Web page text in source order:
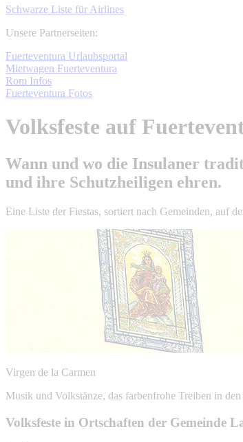
Schwarze Liste für Airlines
Unsere Partnerseiten:
Fuerteventura Urlaubsportal
Mietwagen Fuerteventura
Rom Infos
Fuerteventura Fotos
Volksfeste auf
Wann und wo die Insulaner
und ihre Schutzheiligen ehren.
Eine Liste der Fiestas, sortiert nach Gemeinden, auf
Virgen de la Carmen
Musik und Volkstänze, das farbenfrohe Treiben in
Volksfeste in Ortschaften der Gemeinde